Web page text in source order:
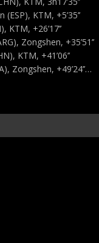
KTM, +5’35’’
KTM, +26’17’’
Zongshen, +35’51’’
KTM, +41’06’’
Zongshen, +49’24’’…